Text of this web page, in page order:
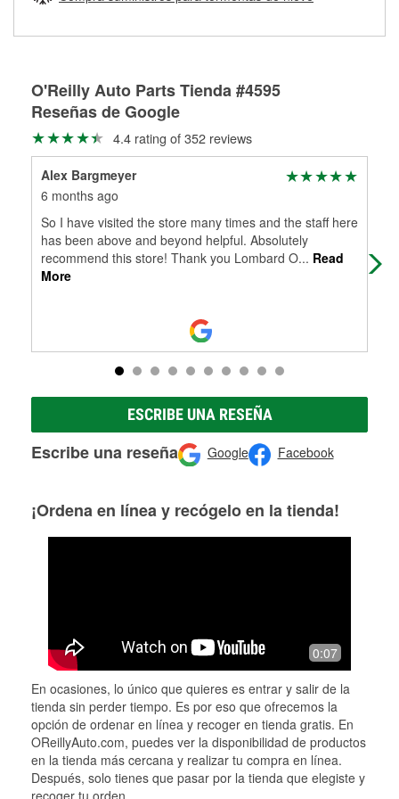
partes de reemplazo correctas para tu reparación.
O'Reilly Auto Parts Tienda #4595
Reseñas de Google
4.4 rating of 352 reviews
Alex Bargmeyer
6 months ago
So I have visited the store many times and the staff here
has been above and beyond helpful. Absolutely
recommend this store! Thank you Lombard O... Read
More
ESCRIBE UNA RESEÑA
Escribe una reseña Google Facebook
¡Ordena en línea y recógelo en la tienda!
0:07
En ocasiones, lo único que quieres es entrar y salir de la
tienda sin perder tiempo. Es por eso que ofrecemos la
opción de ordenar en línea y recoger en tienda gratis. En
OReillyAuto.com, puedes ver la disponibilidad de productos
en la tienda más cercana y realizar tu compra en línea.
Después, solo tienes que pasar por la tienda que elegiste y
recoger tu orden.